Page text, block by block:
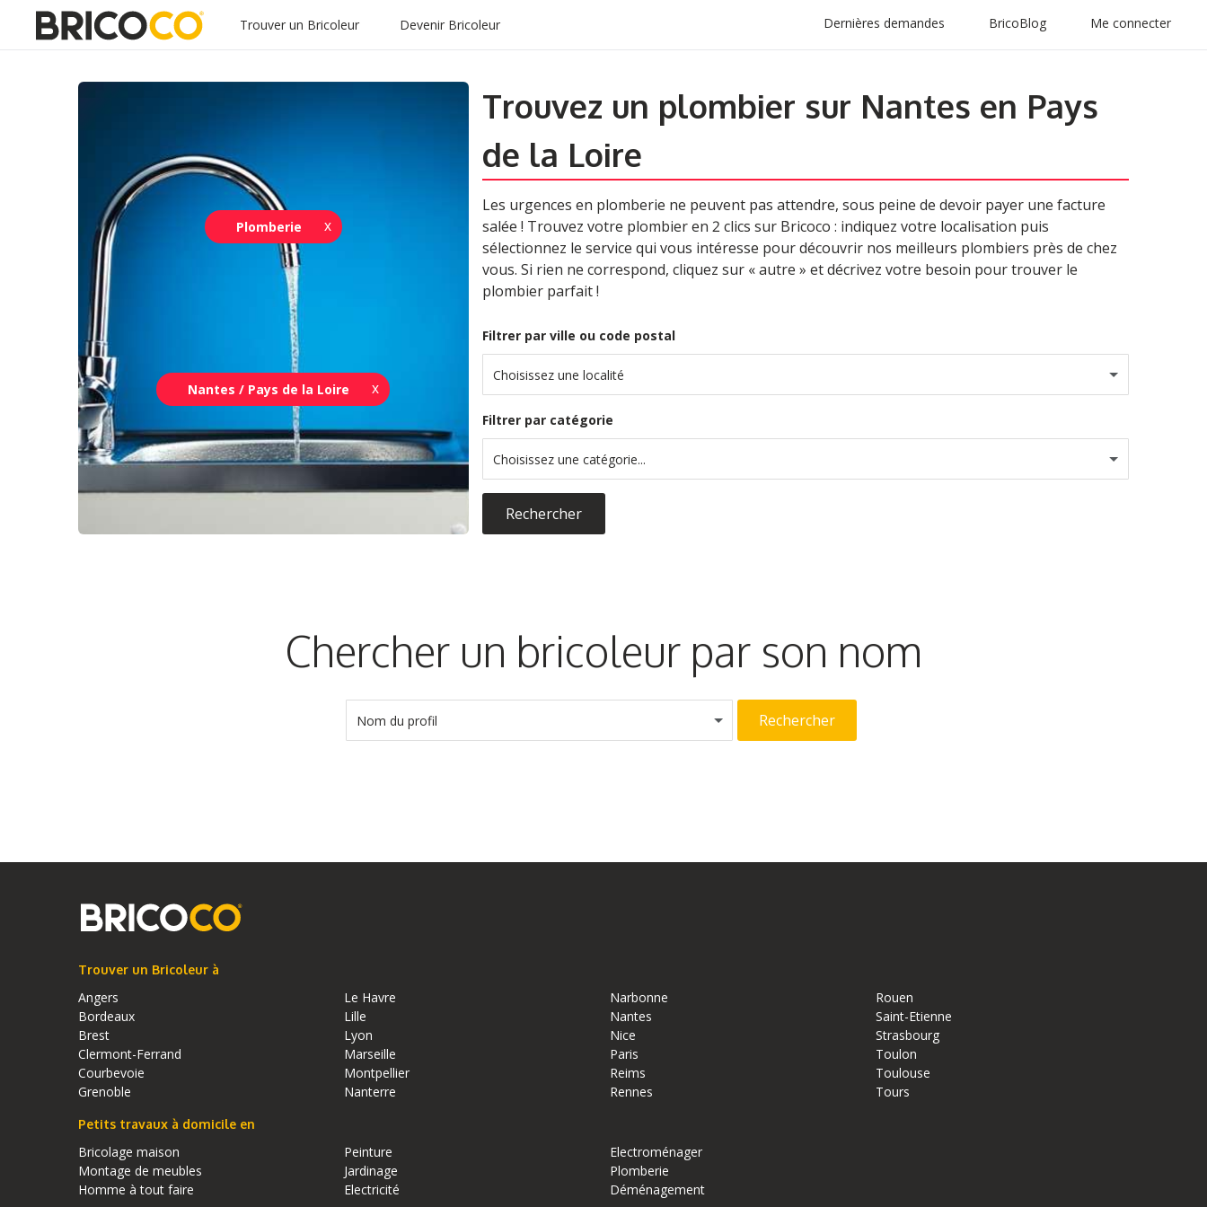
Trouver un Bricoleur Devenir Bricoleur Dernières demandes BricoBlog Me connecter
Plomberie
Nantes / Pays de la Loire
Trouvez un plombier sur Nantes en Pays
de la Loire
Les urgences en plomberie ne peuvent pas attendre, sous peine de devoir payer une facture
salée ! Trouvez votre plombier en 2 clics sur Bricoco : indiquez votre localisation puis
sélectionnez le service qui vous intéresse pour découvrir nos meilleurs plombiers près de chez
vous. Si rien ne correspond, cliquez sur « autre » et décrivez votre besoin pour trouver le
plombier parfait !
Filtrer par ville ou code postal
Choisissez une localité
Filtrer par catégorie
Choisissez une catégorie...
Rechercher
Chercher un bricoleur par son nom
Nom du profil Rechercher
Trouver un Bricoleur à
Angers
Bordeaux
Brest
Clermont-Ferrand
Courbevoie
Grenoble
Le Havre
Lille
Lyon
Marseille
Montpellier
Nanterre
Narbonne
Nantes
Nice
Paris
Reims
Rennes
Rouen
Saint-Etienne
Strasbourg
Toulon
Toulouse
Tours
Petits travaux à domicile en
Bricolage maison
Montage de meubles
Homme à tout faire
Peinture
Jardinage
Electricité
Electroménager
Plomberie
Déménagement